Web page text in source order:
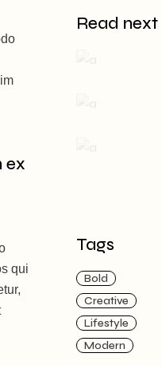
ex
qui
Read next
Tags
Bold
Creative
Lifestyle
Modern